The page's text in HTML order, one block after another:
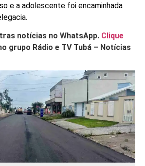
e a adolescente foi encaminhada
notícias no WhatsApp. Clique
grupo Rádio e TV Tubá – Notícias